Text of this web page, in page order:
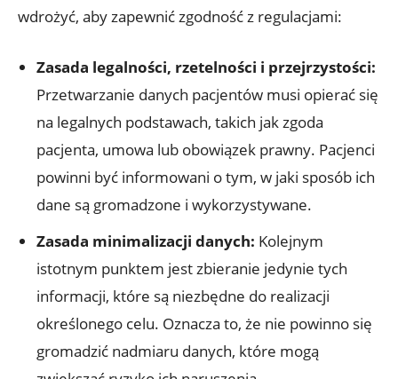
wdrożyć, aby zapewnić zgodność z regulacjami:
Zasada legalności, rzetelności i przejrzystości:
Przetwarzanie danych pacjentów musi opierać się
na legalnych podstawach, takich jak zgoda
pacjenta, umowa lub obowiązek prawny. Pacjenci
powinni być informowani o tym, w jaki sposób ich
dane są gromadzone i wykorzystywane.
Zasada minimalizacji danych: Kolejnym
istotnym punktem jest zbieranie jedynie tych
informacji, które są niezbędne do realizacji
określonego celu. Oznacza to, że nie powinno się
gromadzić nadmiaru danych, które mogą